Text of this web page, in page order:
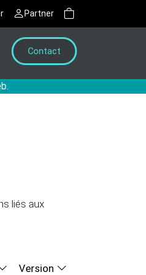
Partner
Contact
liés aux
Version